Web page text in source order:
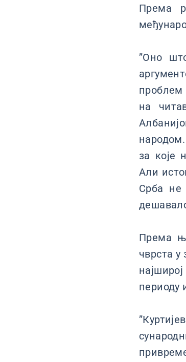
Према
”Оно
проблем
на
за које
Али
Срба не
Према
чврста
периоду